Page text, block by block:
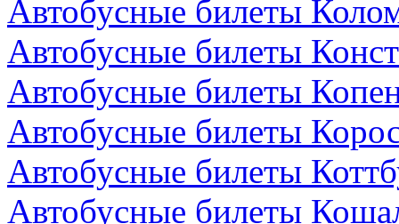
Автобусные билеты
Автобусные билеты
Автобусные билеты
Автобусные билеты
Автобусные билеты
Автобусные билеты